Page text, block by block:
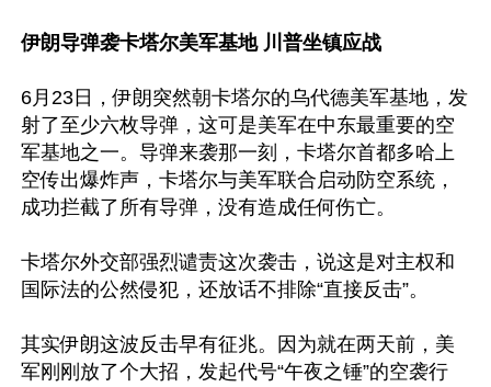
伊朗导弹袭卡塔尔美军基地 川普坐镇应战
6月23日，伊朗突然朝卡塔尔的乌代德美军基地，发
射了至少六枚导弹，这可是美军在中东最重要的空
军基地之一。导弹来袭那一刻，卡塔尔首都多哈上
空传出爆炸声，卡塔尔与美军联合启动防空系统，
成功拦截了所有导弹，没有造成任何伤亡。
卡塔尔外交部强烈谴责这次袭击，说这是对主权和
国际法的公然侵犯，还放话不排除“直接反击”。
其实伊朗这波反击早有征兆。因为就在两天前，美
军刚刚放了个大招，发起代号“午夜之锤”的空袭行